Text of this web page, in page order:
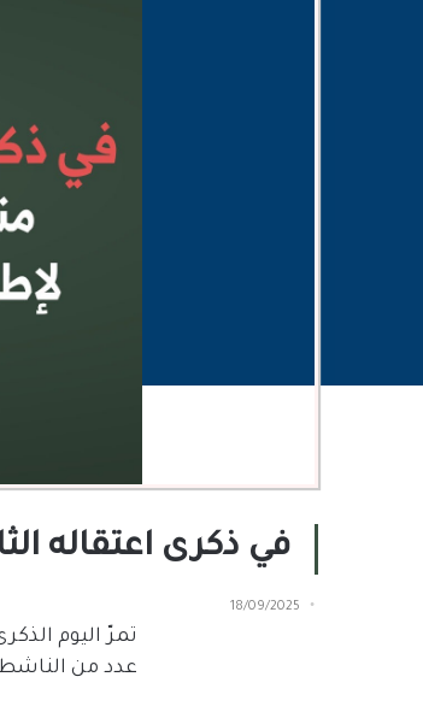
في ذكرى اعتقاله
18/09/2025
تمرّ اليوم
عدد من